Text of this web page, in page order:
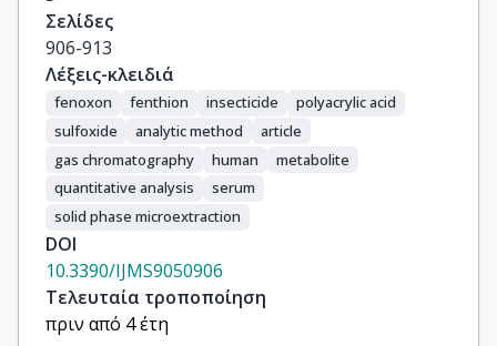
Σελίδες
906-913
Λέξεις-κλειδιά
fenoxon fenthion insecticide
polyacrylic acid
sulfoxide
analytic method
article
gas chromatography
human
metabolite
quantitative analysis
serum
solid phase microextraction
DOI
10.3390/IJMS9050906
Τελευταία τροποποίηση
πριν από 4 έτη